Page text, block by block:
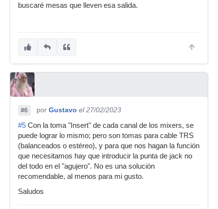
buscaré mesas que lleven esa salida.
#6 por Gustavo el 27/02/2023
#5 Con la toma "Insert" de cada canal de los mixers, se
puede lograr lo mismo; pero son tomas para cable TRS
(balanceados o estéreo), y para que nos hagan la función
que necesitamos hay que introducir la punta de jack no
del todo en el "agujero". No es una solución
recomendable, al menos para mi gusto.
Saludos